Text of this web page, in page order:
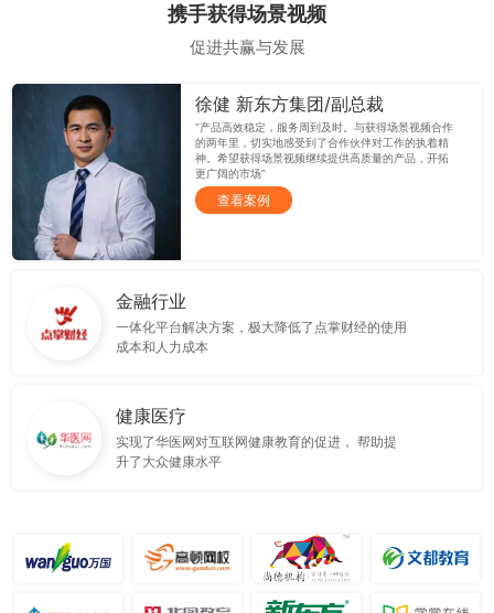
携手获得场景视频
促进共赢与发展
徐健 新东方集团/副总裁
“产品高效稳定，服务周到及时。与获得场景视频合作
的两年里，切实地感受到了合作伙伴对工作的执着精
神。希望获得场景视频继续提供高质量的产品，开拓
更广阔的市场”
查看案例
金融行业
一体化平台解决方案，极大降低了点掌财经的使用
成本和人力成本
健康医疗
实现了华医网对互联网健康教育的促进， 帮助提
升了大众健康水平